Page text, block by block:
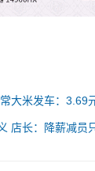
大米发车：3.69
店长：降薪减员